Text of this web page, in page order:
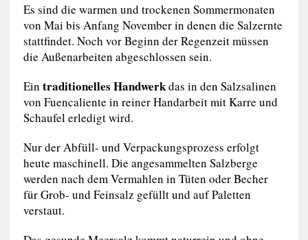
Es sind die warmen und trockenen Sommermonaten
von Mai bis Anfang November in denen die Salzernte
stattfindet. Noch vor Beginn der Regenzeit müssen
die Außenarbeiten abgeschlossen sein.
Ein traditionelles Handwerkdas in den Salzsalinen
von Fuencaliente in reiner Handarbeit mit Karre und
Schaufel erledigt wird.
Nur der Abfüll- und Verpackungsprozess erfolgt
heute maschinell. Die angesammelten Salzberge
werden nach dem Vermahlen in Tüten oder Becher
für Grob- und Feinsalz gefüllt und auf Paletten
verstaut.